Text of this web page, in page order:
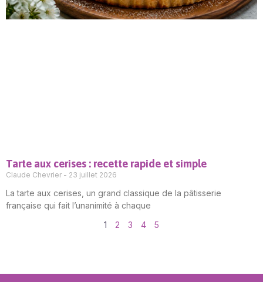
Tarte aux cerises : recette rapide et simple
Claude Chevrier 23 juillet 2026
La tarte aux cerises, un grand classique de la pâtisserie
française qui fait l’unanimité à chaque
1
2 3 4 5